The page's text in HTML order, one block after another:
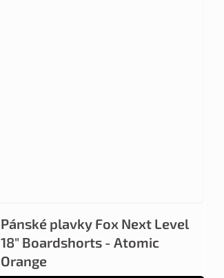
Pánské plavky Fox Next Level
18" Boardshorts - Atomic
Orange